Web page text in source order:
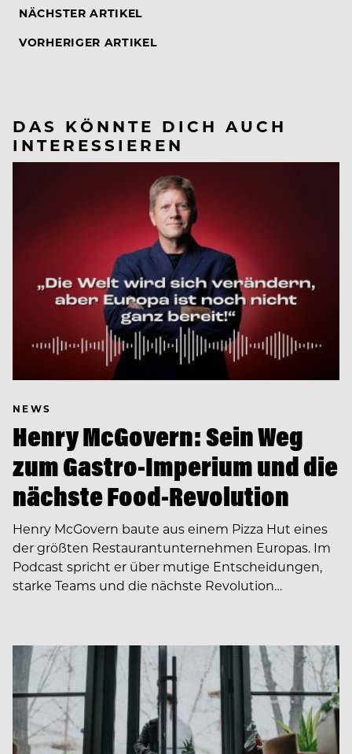
NÄCHSTER ARTIKEL
VORHERIGER ARTIKEL
DAS KÖNNTE DICH AUCH
INTERESSIEREN
NEWS
Henry McGovern: Sein Weg
zum Gastro-Imperium und die
nächste Food-Revolution
Henry McGovern baute aus einem Pizza Hut eines
der größten Restaurantunternehmen Europas. Im
Podcast spricht er über mutige Entscheidungen,
starke Teams und die nächste Revolution…